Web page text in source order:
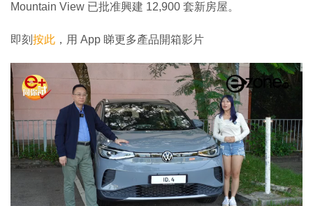
Mountain View 已批准興建 12,900 套新房屋。
即刻 按此 ，用 App 睇更多產品開箱影片